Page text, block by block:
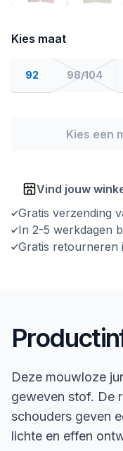
Kies maat
92 98/104
Kies een
Vind jouw
Gratis verzending
In 2-5 werkdagen
Gratis retourneren
Deze mouwloze
geweven stof. De
schouders geven
lichte en effen